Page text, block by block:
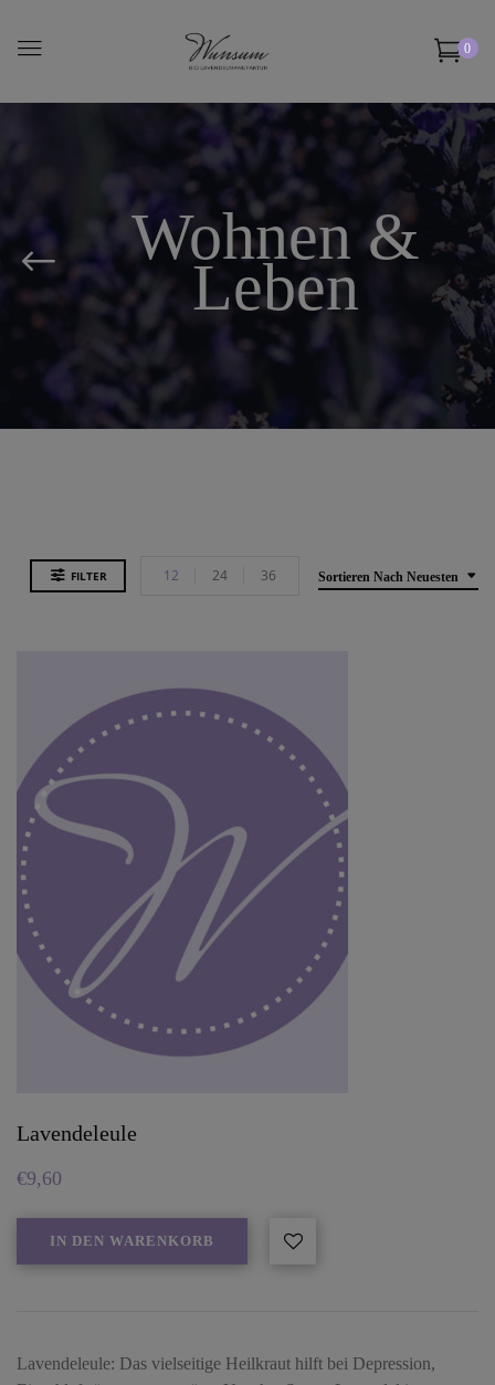
0
Wohnen &
Leben
FILTER Sortieren Nach Neuesten
12 24 36
Lavendeleule
€9,60
IN DEN WARENKORB
Lavendeleule: Das vielseitige Heilkraut hilft bei Depression,